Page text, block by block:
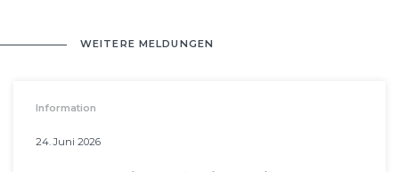
WEITERE MELDUNGEN
Information
24. Juni 2026